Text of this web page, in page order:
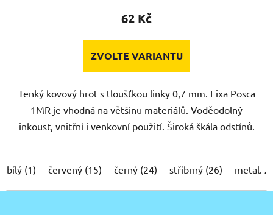
62 Kč
ZVOLTE VARIANTU
Tenký kovový hrot s tloušťkou linky 0,7 mm. Fixa Posca
1MR je vhodná na většinu materiálů. Voděodolný
inkoust, vnitřní i venkovní použití. Široká škála odstínů.
bílý (1) červený (15) černý (24) stříbrný (26) metal.